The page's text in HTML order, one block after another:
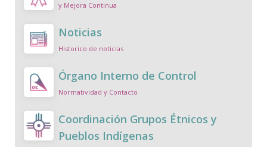
y Mejora Continua
Noticias
Historico de noticias
Órgano Interno de Control
Normatividad y Contacto
Coordinación Grupos Étnicos y
Pueblos Indígenas